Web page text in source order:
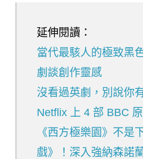
延伸閱讀：
當代最駭人的極致黑
劇談創作靈感
沒看過英劇，別說你
Netflix 上 4 部 BBC
《西方極樂園》不是
戲》！深入強納森諾